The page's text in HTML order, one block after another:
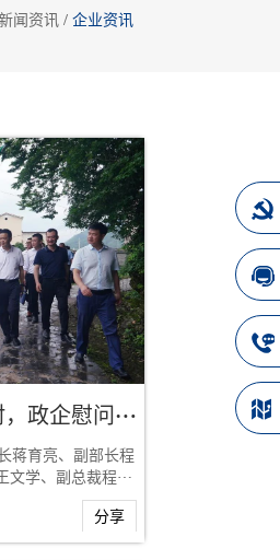
闻资讯 / 企业资讯
青蒿公益走进灌阳椅山村，政企慰问暖人心
蒋育亮、副部长程
文学、副总裁程琳
就当地产业...
分享